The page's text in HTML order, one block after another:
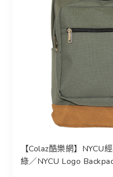
【Colaz酷樂網】
【Colaz酷樂網】NYCU
綠／NYCU Logo